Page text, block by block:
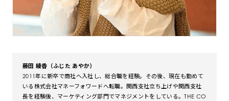
藤田 綾香（ふじた あやか）
2011年に新卒で商社へ入社し、総合職を経験。その後、現在も勤めて
いる株式会社マネーフォワードへ転職。関西支社立ち上げや関西支社
長を経験後、マーケティング部門でマネジメントをしている。THE CO